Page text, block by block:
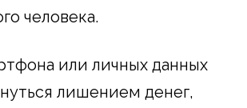
человека.
или личных данных
лишением денег,